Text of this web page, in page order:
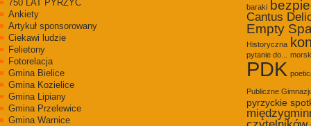
750 LAT PYRZYC
Ankiety
Artykuł sponsorowany
Ciekawi ludzie
Felietony
Fotorelacja
Gmina Bielice
Gmina Kozielice
Gmina Lipiany
Gmina Przelewice
Gmina Warnice
baraki
Cantus
Empty
Historyczna
pytanie do...
PDK
Publiczne
pyrzyckie